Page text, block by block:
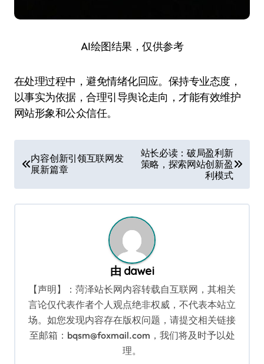
AI绘图结果，仅供参考
在处理过程中，避免情绪化回应。保持专业态度，
以事实为依据，合理引导舆论走向，才能有效维护
网站形象和公众信任。
章
导
航
内容创新引领互联网发
展新篇章
站长必读：破局盈利新
策略，探索网站创新盈
利模式
由 dawei
【声明】：菏泽站长网内容转载自互联网，其相关
言论仅代表作者个人观点绝非权威，不代表本站立
场。如您发现内容存在版权问题，请提交相关链接
至邮箱：bqsm@foxmail.com，我们将及时予以处
理。